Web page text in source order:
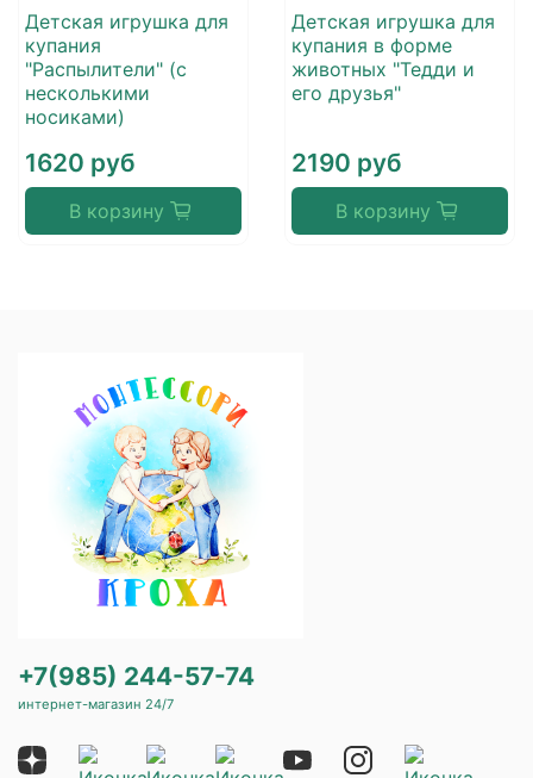
Детская игрушка для
купания
"Распылители" (с
несколькими
носиками)
1620 руб
В корзину
Детская игрушка для
купания в форме
животных "Тедди и
его друзья"
2190 руб
В корзину
+7(985) 244-57-74
интернет-магазин 24/7